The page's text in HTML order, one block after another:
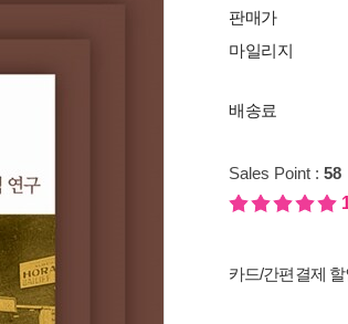
판매가
마일리지
배송료
Sales Point : 58
카드/간편결제 할